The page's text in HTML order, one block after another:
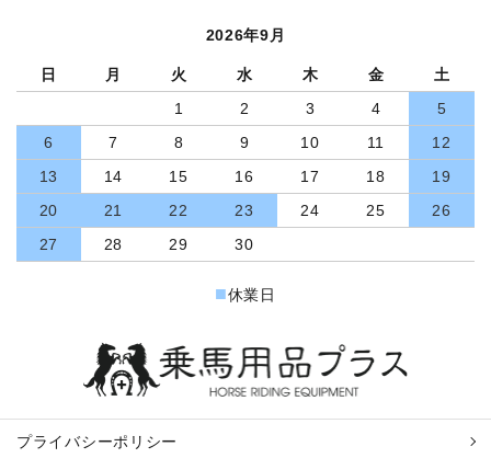
2026年9月
日 月 火 水 木 金
土
1
2 3 4
5
6
7 8 9 10 11
12
13
14 15 16 17 18
19
20
21 22 23 24 25
26
27
28 29 30
■休業日
プライバシーポリシー